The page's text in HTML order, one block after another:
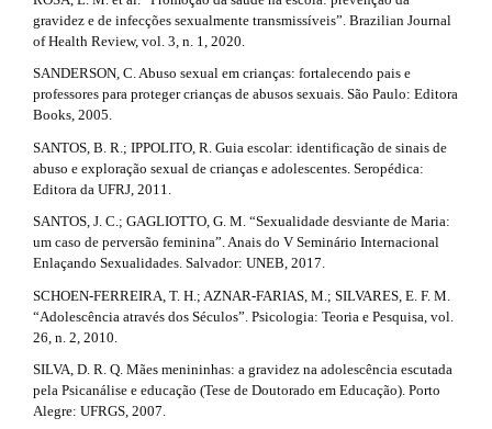
gravidez e de infecções sexualmente transmissíveis”. Brazilian Journal
of Health Review, vol. 3, n. 1, 2020.
SANDERSON, C. Abuso sexual em crianças: fortalecendo pais e
professores para proteger crianças de abusos sexuais. São Paulo: Editora
Books, 2005.
SANTOS, B. R.; IPPOLITO, R. Guia escolar: identificação de sinais de
abuso e exploração sexual de crianças e adolescentes. Seropédica:
Editora da UFRJ, 2011.
SANTOS, J. C.; GAGLIOTTO, G. M. “Sexualidade desviante de Maria:
um caso de perversão feminina”. Anais do V Seminário Internacional
Enlaçando Sexualidades. Salvador: UNEB, 2017.
SCHOEN-FERREIRA, T. H.; AZNAR-FARIAS, M.; SILVARES, E. F. M.
“Adolescência através dos Séculos”. Psicologia: Teoria e Pesquisa, vol.
26, n. 2, 2010.
SILVA, D. R. Q. Mães menininhas: a gravidez na adolescência escutada
pela Psicanálise e educação (Tese de Doutorado em Educação). Porto
Alegre: UFRGS, 2007.